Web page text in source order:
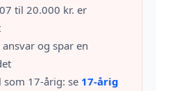
til 20.000 kr. er
og spar en
som 17-årig: se 17-årig